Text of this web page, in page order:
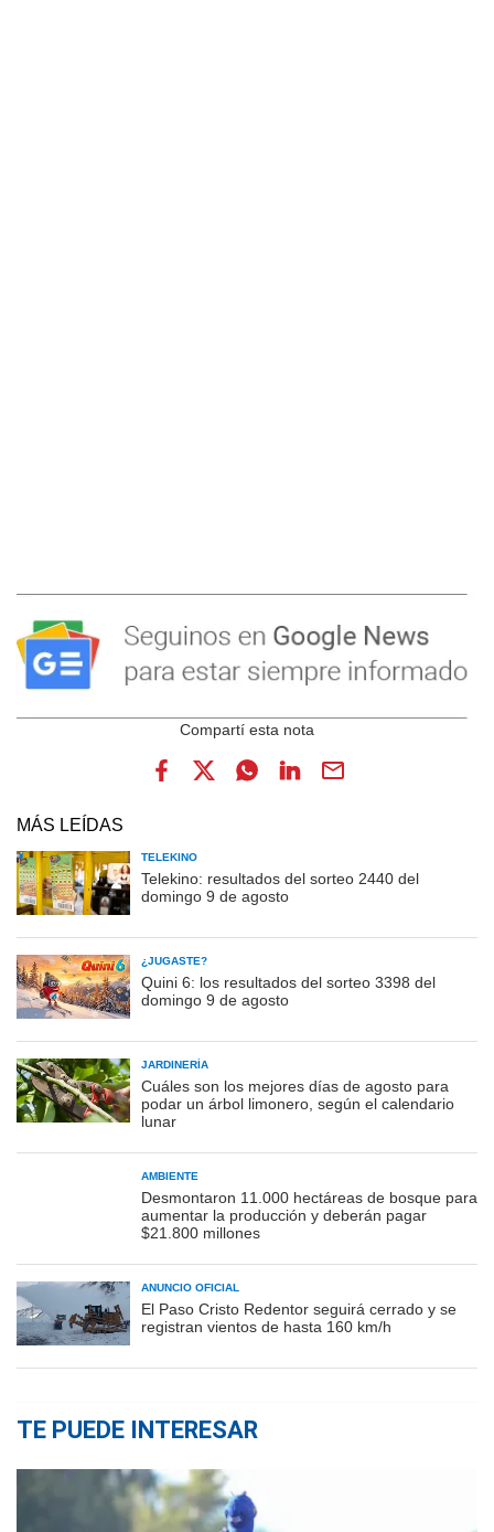
MÁS LEÍDAS
TELEKINO
Telekino: resultados del sorteo 2440 del
domingo 9 de agosto
¿JUGASTE?
Quini 6: los resultados del sorteo 3398 del
domingo 9 de agosto
JARDINERÍA
Cuáles son los mejores días de agosto para
podar un árbol limonero, según el calendario
lunar
AMBIENTE
Desmontaron 11.000 hectáreas de bosque para
aumentar la producción y deberán pagar
$21.800 millones
ANUNCIO OFICIAL
El Paso Cristo Redentor seguirá cerrado y se
registran vientos de hasta 160 km/h
TE PUEDE INTERESAR